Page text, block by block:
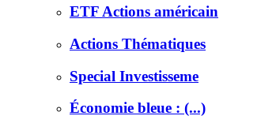
ETF Actions américain
Actions Thématiques
Special Investisseme
Économie bleue : (...)